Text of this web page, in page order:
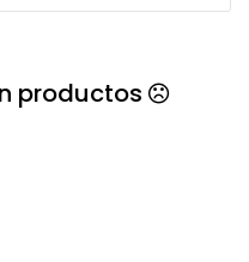
productos